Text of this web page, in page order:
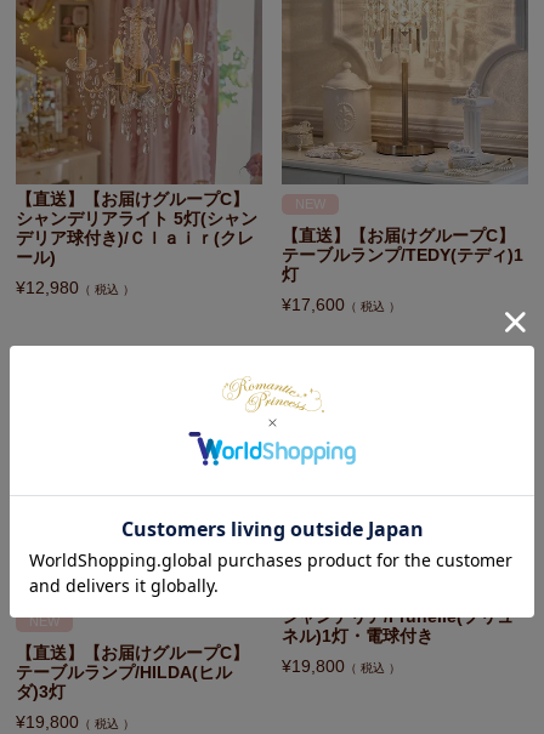
【直送】【お届けグループC】
シャンデリアライト 5灯(シャン
デリア球付き)/Ｃｌａｉｒ(クレ
ール)
¥12,980 税込
NEW
【直送】【お届けグループC】
テーブルランプ/TEDY(テディ)1
灯
¥17,600 税込
NEW
【直送】【お届けグループC】
テーブルランプ/HILDA(ヒル
ダ)3灯
¥19,800 税込
シャンデリア/Prunelle(プリュ
ネル)1灯・電球付き
¥19,800 税込